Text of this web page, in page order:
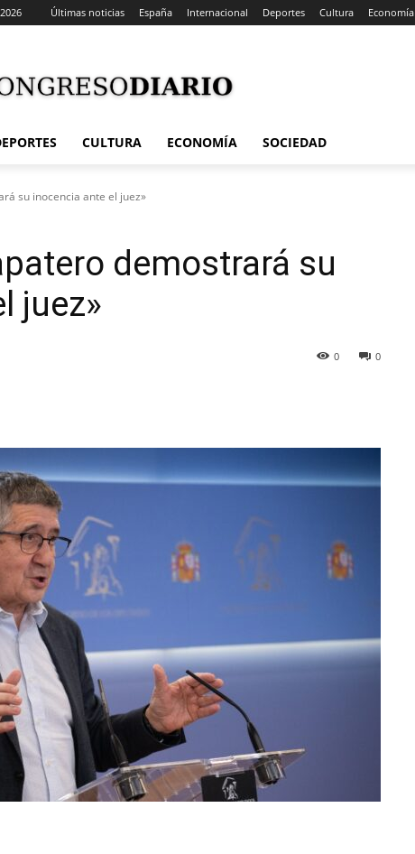
Últimas noticias España Internacional Deportes Cultura Economía
CULTURA ECONOMÍA SOCIEDAD
su inocencia ante el juez»
demostrará su
juez»
0
0